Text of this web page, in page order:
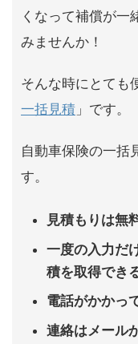
くなって補償が一
みませんか！
そんな時にとても
一括見積 」です。
自動車保険の一括
す。
見積もりは無
一度の入力だ
積を取得でき
電話がかかっ
連絡はメール